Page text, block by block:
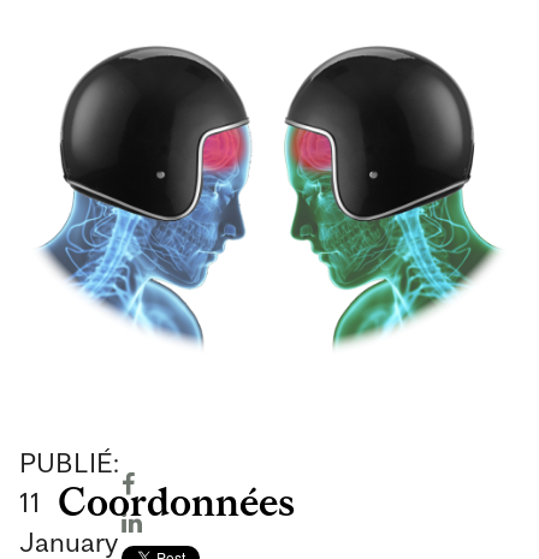
PUBLIÉ:
11
January
Coordonnées